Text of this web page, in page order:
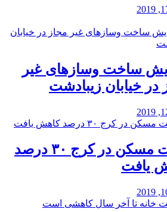
ساخت وسازهای غیر
در خیابان زیبادشت
️قیمت مسکن در کرج ۳۰ درصد
یافت